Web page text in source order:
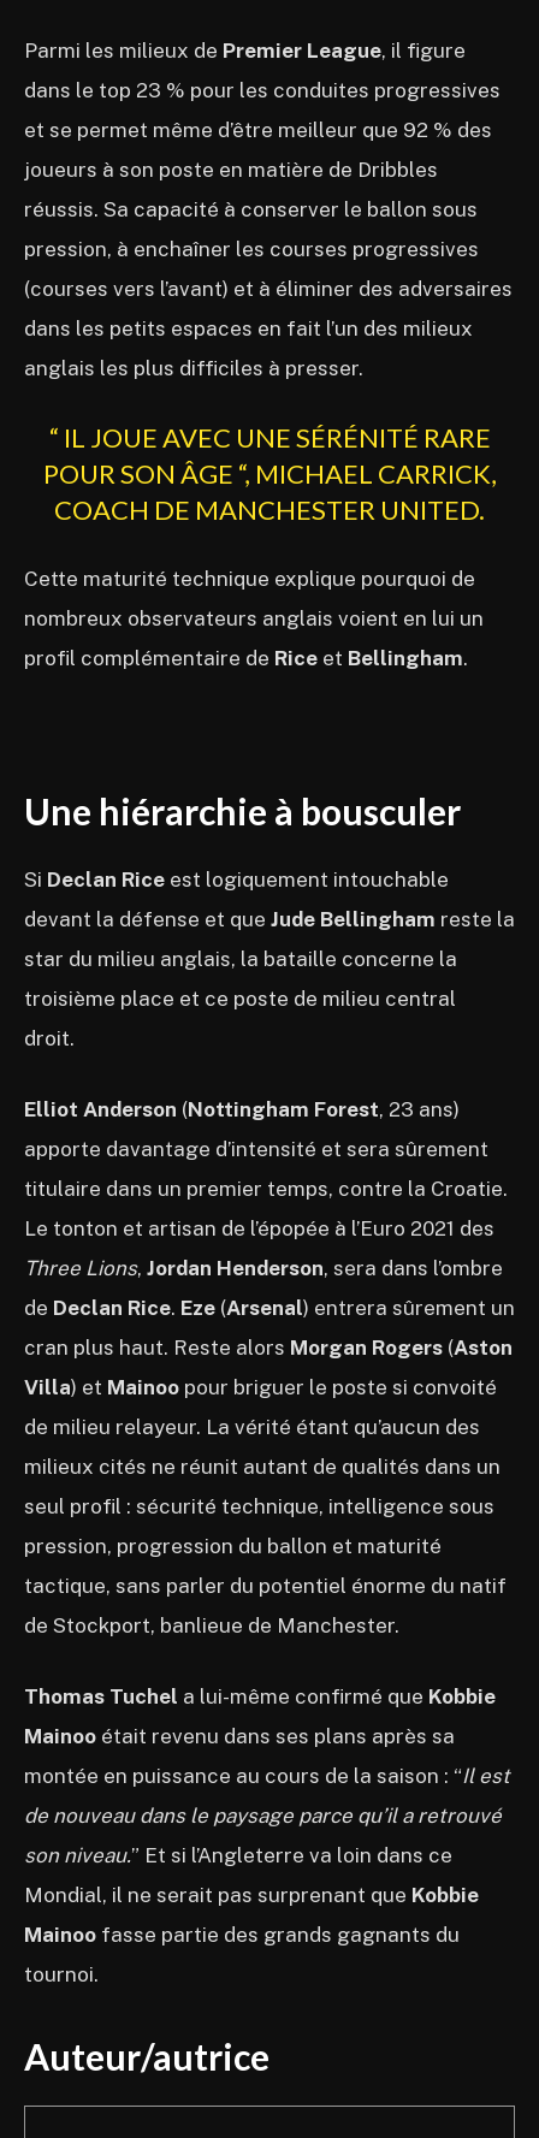
Parmi les milieux de Premier League, il figure
dans le top 23 % pour les conduites progressives
et se permet même d’être meilleur que 92 % des
joueurs à son poste en matière de Dribbles
réussis. Sa capacité à conserver le ballon sous
pression, à enchaîner les courses progressives
(courses vers l’avant) et à éliminer des adversaires
dans les petits espaces en fait l’un des milieux
anglais les plus difficiles à presser.
“ IL JOUE AVEC UNE SÉRÉNITÉ RARE
POUR SON ÂGE “, MICHAEL CARRICK,
COACH DE MANCHESTER UNITED.
Cette maturité technique explique pourquoi de
nombreux observateurs anglais voient en lui un
profil complémentaire de Rice et Bellingham.
Une hiérarchie à bousculer
Si Declan Rice est logiquement intouchable
devant la défense et que Jude Bellingham reste la
star du milieu anglais, la bataille concerne la
troisième place et ce poste de milieu central
droit.
Elliot Anderson (Nottingham Forest, 23 ans)
apporte davantage d’intensité et sera sûrement
titulaire dans un premier temps, contre la Croatie.
Le tonton et artisan de l’épopée à l’Euro 2021 des
Three Lions, Jordan Henderson, sera dans l’ombre
de Declan Rice. Eze (Arsenal) entrera sûrement un
cran plus haut. Reste alors Morgan Rogers (Aston
Villa) et Mainoo pour briguer le poste si convoité
de milieu relayeur. La vérité étant qu’aucun des
milieux cités ne réunit autant de qualités dans un
seul profil : sécurité technique, intelligence sous
pression, progression du ballon et maturité
tactique, sans parler du potentiel énorme du natif
de Stockport, banlieue de Manchester.
Thomas Tuchel a lui-même confirmé que Kobbie
Mainoo était revenu dans ses plans après sa
montée en puissance au cours de la saison : “Il est
de nouveau dans le paysage parce qu’il a retrouvé
son niveau.” Et si l’Angleterre va loin dans ce
Mondial, il ne serait pas surprenant que Kobbie
Mainoo fasse partie des grands gagnants du
tournoi.
Auteur/autrice